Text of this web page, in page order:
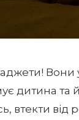
Вони
дитина та
втекти від